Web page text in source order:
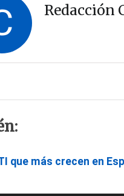
Redacción
que más crecen en